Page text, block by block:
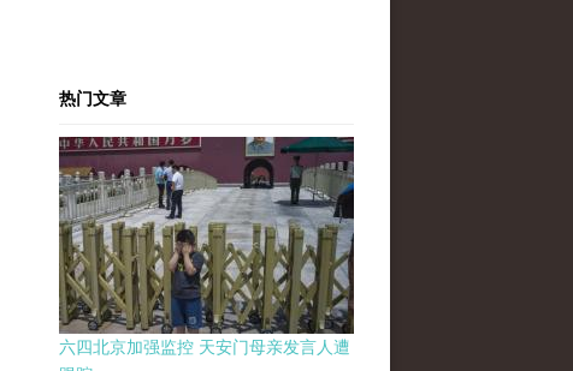
热门文章
六四北京加强监控 天安门母亲发言人遭